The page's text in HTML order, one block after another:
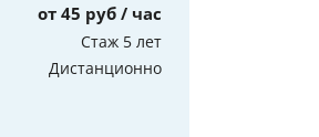
от 45 руб / час
Стаж 5 лет
Дистанционно